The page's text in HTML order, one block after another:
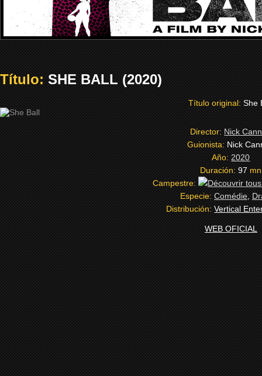
Título:SHE BALL (2020)
Título original:She
Director:Nick
Guionista:Nick
Año:2020
Duración:97mn
Campestre:
Especie:Comédie,
Distribución:Vertical
WEB OFICIAL